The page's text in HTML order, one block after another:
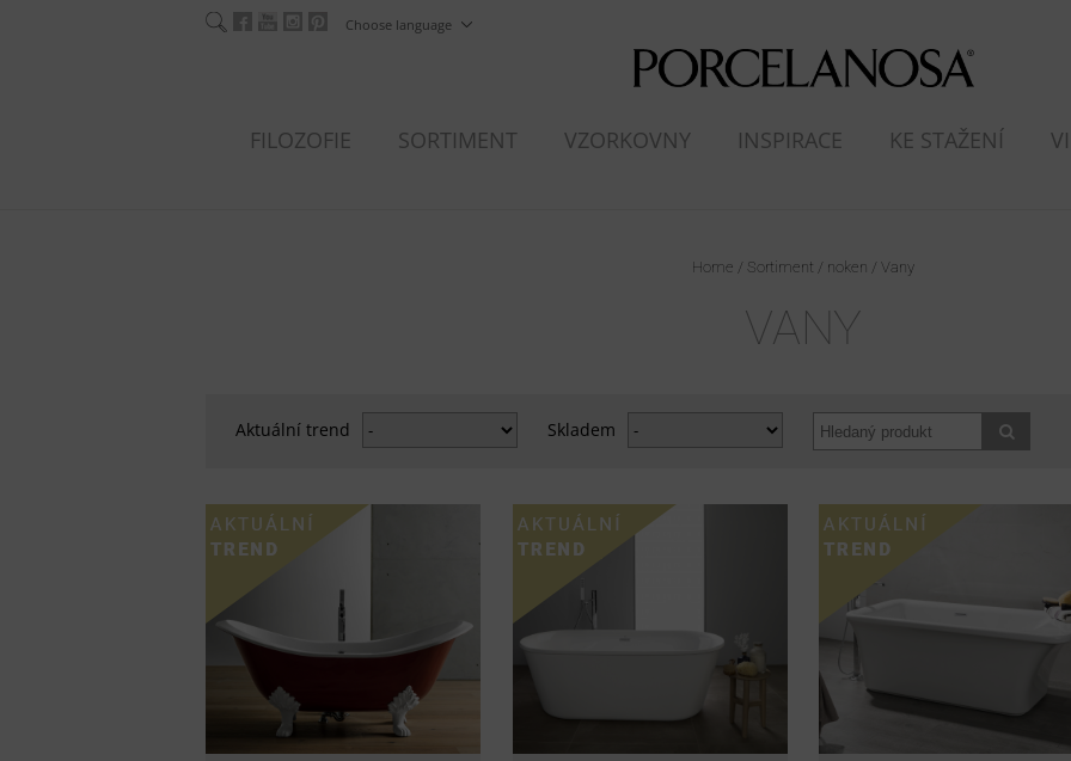
Choose language
FILOZOFIE SORTIMENT VZORKOVNY INSPIRACE KE STAŽENÍ
Home / Sortiment / noken / Vany
VANY
Aktuální trend Skladem